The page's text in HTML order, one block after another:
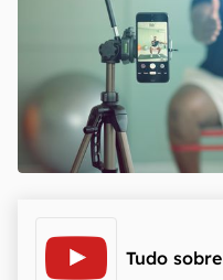
Tudo sobre